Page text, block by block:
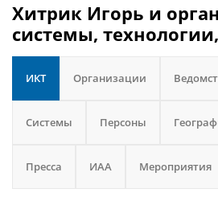
Хитрик Игорь и
системы,
ИКТ Организации
Системы Персоны
Пресса ИАА Мероприятия